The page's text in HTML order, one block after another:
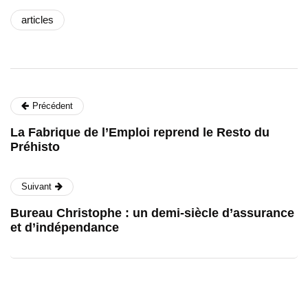
articles
Précédent
La Fabrique de l’Emploi reprend le Resto du
Préhisto
Suivant
Bureau Christophe : un demi-siècle d’assurance
et d’indépendance